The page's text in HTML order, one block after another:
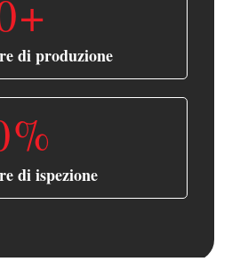
di produzione
+
di ispezione
%